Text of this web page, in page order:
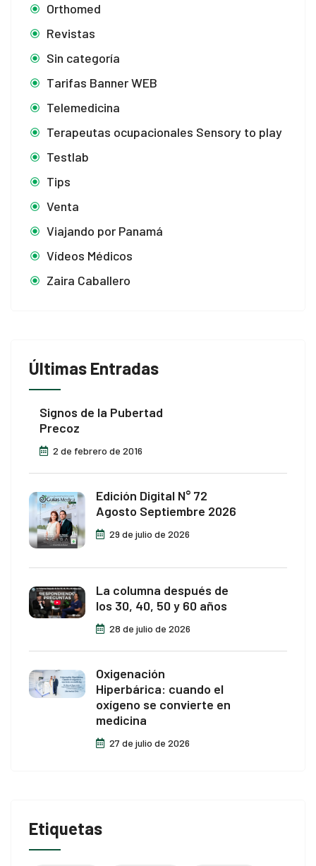
Orthomed
Revistas
Sin categoría
Tarifas Banner WEB
Telemedicina
Terapeutas ocupacionales Sensory to play
Testlab
Tips
Venta
Viajando por Panamá
Vídeos Médicos
Zaira Caballero
Últimas Entradas
Signos de la Pubertad
Precoz
2 de febrero de 2016
Edición Digital N° 72
Agosto Septiembre 2026
29 de julio de 2026
La columna después de
los 30, 40, 50 y 60 años
28 de julio de 2026
Oxigenación
Hiperbárica: cuando el
oxígeno se convierte en
medicina
27 de julio de 2026
Etiquetas